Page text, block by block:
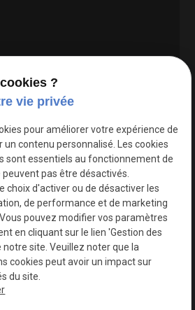
API est désactivé.
?
vie privée
pour améliorer votre expérience de
contenu personnalisé. Les cookies
sont essentiels au fonctionnement de
pas être désactivés.
choix d'activer ou de désactiver les
de performance et de marketing
pouvez modifier vos paramètres
en cliquant sur le lien 'Gestion des
notre site. Veuillez noter que la
cookies peut avoir un impact sur
du site.